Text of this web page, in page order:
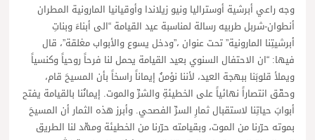
وجه راعي أبرشية أوستراليا ونيو زيلاندا وأوقيانيا المارونية المطران
أنطوان-شربل طربيه رسالة لمناسبة عيد القيامة “الى أبناءَ وبناتِ
أبرشيتِنا المارونية” تحت عنوان ،”ودخل يسوع والأبواب مغلقة”، قال
فيها: “ان الاحتفال السنوي بعيد القيامة يحمل لنا فرحاً روحياً وكنسياً
ويملأ قلوبَنا ببهجة العيد، لأننا نؤمنُ إيماناً راسخاً بأن المسيحَ قام،
وحقّق انتصاراً نهائياً على الخطيئةِ والشرِّ والموت. إيمانُنا بالقيامة يفتح
أبوابَ حياتِنا لاستقبال ثمارِ السرِّ الفصحي. وأبرز هذه الثمار أن المسيحَ
بموته حرّرنا من الموت، وبقيامته حرّرنا من الخطيئة ومهّد لنا الطريق